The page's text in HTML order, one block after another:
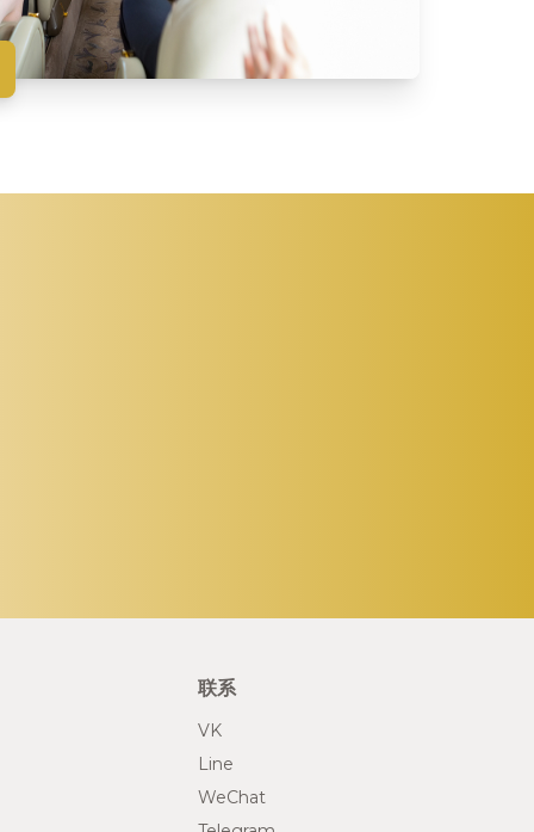
联系
VK
Line
WeChat